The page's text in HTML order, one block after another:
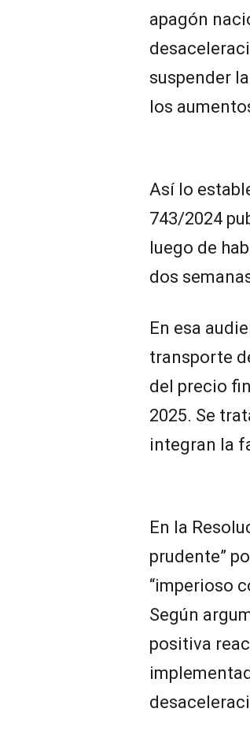
apagón
suspender
los
Así lo
743/2024
luego de
dos
En esa
transporte
del precio
2025. Se
integran la
En la
prudente”
“imperioso
Según
positiva